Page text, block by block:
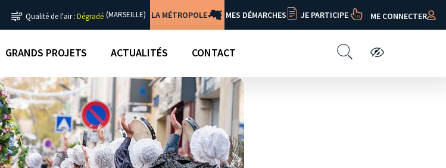
Qualité de l'air :Dégradé (MARSEILLE) LA MÉTROPOLE MES DÉMARCHES JE PARTICIPE ME CONNECTER
GRANDS PROJETS ACTUALITÉS CONTACT